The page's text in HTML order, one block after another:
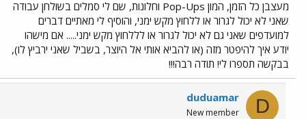
מעצבן כל הזמן, המון Pop-Ups וחלונות, שם לי סמלים בשולחן עבודה
שאני לא יכול לגרור או ללחוץ מקש ימני, והוסיף לי מאתיים דברים
למועדפים שאני גם לא יכול לגרור או לללחוץ מקש ימני..... אם מישהו
יודע איך להיפטר מזה (או להביא אותי אל היוצר, בשביל שאני ירביץ לו),
בבקשה תספרו לי! תודה רבה!!!
D
duduamar
New member